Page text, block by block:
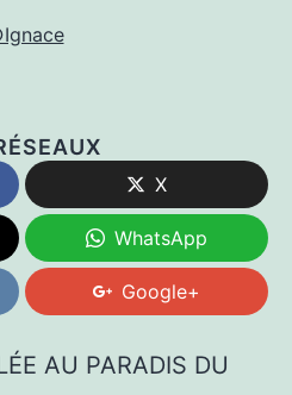
X
WhatsApp
Google+
AU PARADIS DU